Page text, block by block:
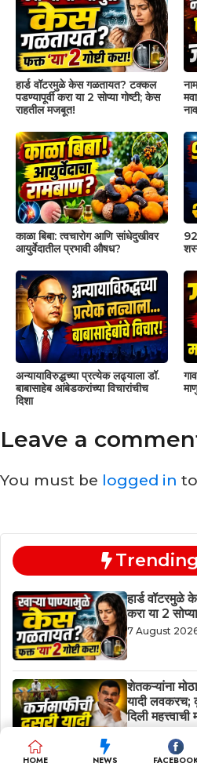
हार्ड वॉटरमुळे केस गळतायत? टक्कल
पडण्यापूर्वी करा या 2 सोप्या गोष्टी; केस
राहतील मजबूत!
काळा बिबा: त्वचारोग आणि सांधेदुखीवर
आयुर्वेदातील प्रभावी औषध?
अन्यायाविरुद्धच्या प्रत्येक लढ्याला डॉ.
बाबासाहेब आंबेडकरांच्या विचारांचीच
दिशा
Leave a
You must be logged in
हार्ड वॉटरमुळे
करा या 2
7 August
शेतकऱ्यांना
यादी लवकरच;
दिली महत्त्वाची
HOME NEWS